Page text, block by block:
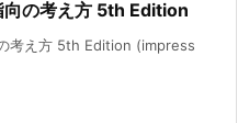
向の考え方 5th Edition
考え方 5th Edition (impress